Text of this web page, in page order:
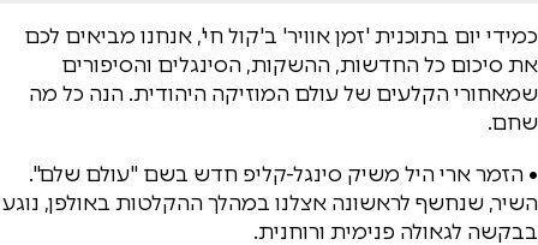
כמידי יום בתוכנית 'זמן אוויר' ב'קול חי', אנחנו מביאים לכם
את סיכום כל החדשות, ההשקות, הסינגלים והסיפורים
שמאחורי הקלעים של עולם המוזיקה היהודית. הנה כל מה
שחם.
• הזמר ארי היל משיק סינגל-קליפ חדש בשם "עולם שלם".
השיר, שנחשף לראשונה אצלנו במהלך ההקלטות באולפן, נוגע
בבקשה לגאולה פנימית ורוחנית.